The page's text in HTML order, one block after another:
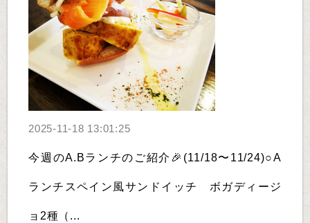
2025-11-18 13:01:25
今週のA.Bランチのご紹介🎉(11/18〜11/24)○A
ランチスペイン風サンドイッチ ボガディージ
ョ2種（...